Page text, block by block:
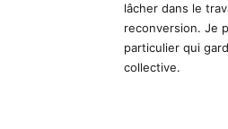
lâcher dans le
reconversion. Je
particulier qui
collective.